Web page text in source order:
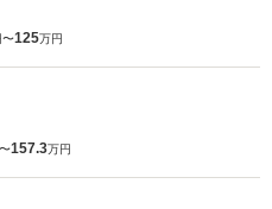
〜125万円
157.3万円